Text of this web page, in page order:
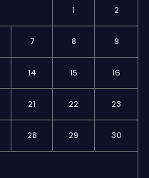
1 2
7 8 9
14 15 16
21 22 23
28 29 30